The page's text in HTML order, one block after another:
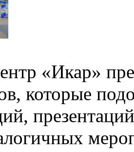
«Икар»
которые